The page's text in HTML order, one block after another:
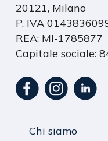
20121, Milano
P. IVA
REA: MI-1785877
Capitale sociale:
― Chi siamo